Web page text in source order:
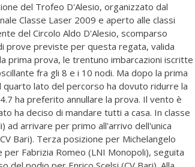
del Trofeo D'Alesio, organizzato dal
Classe Laser 2009 e aperto alle classi
del Circolo Aldo D'Alesio, scomparso
prove previste per questa regata, valida
prima prova, le trentuno imbarcazioni iscritte
fra gli 8 e i 10 nodi. Ma dopo la prima
lato del percorso ha dovuto ridurre la
ha preferito annullare la prova. Il vento è
ha deciso di mandare tutti a casa. In classe
ad arrivare per primo all'arrivo dell'unica
Bari). Terza posizione per Michelangelo
per Fabrizia Romeo (LNI Monopoli), seguita